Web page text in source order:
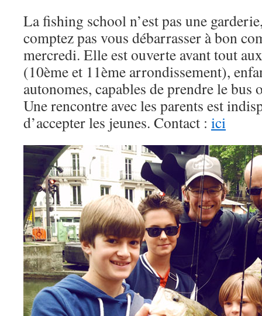
La fishing school n’est pas une
comptez pas vous débarrasser à bon
mercredi. Elle est ouverte avant tout
(10ème et 11ème arrondissement),
autonomes, capables de prendre le bus
Une rencontre avec les parents est
d’accepter les jeunes. Contact : ici